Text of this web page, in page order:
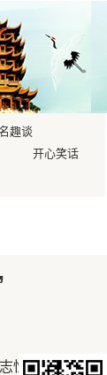
趣谈
开心笑话
性建筑，是